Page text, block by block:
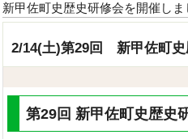
新甲佐町史歴史研修会を開催しま
2/14(土)第29回 新甲佐町史
第29回 新甲佐町史歴史